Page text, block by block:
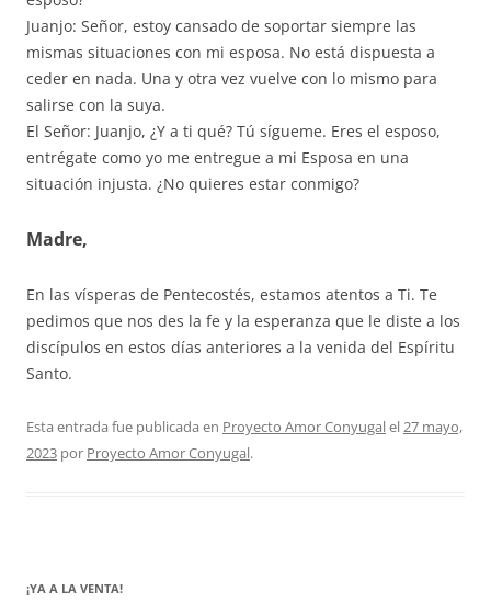
Juanjo: Señor, estoy cansado de soportar siempre las
mismas situaciones con mi esposa. No está dispuesta a
ceder en nada. Una y otra vez vuelve con lo mismo para
salirse con la suya.
El Señor: Juanjo, ¿Y a ti qué? Tú sígueme. Eres el esposo,
entrégate como yo me entregue a mi Esposa en una
situación injusta. ¿No quieres estar conmigo?
Madre,
En las vísperas de Pentecostés, estamos atentos a Ti. Te
pedimos que nos des la fe y la esperanza que le diste a los
discípulos en estos días anteriores a la venida del Espíritu
Santo.
Esta entrada fue publicada en Proyecto Amor Conyugalel27 mayo,
2023 por Proyecto Amor Conyugal.
¡YA A LA VENTA!